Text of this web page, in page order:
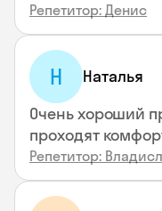
Репетитор: Денис
Н Наталья
Очень хороший
проходят
Репетитор: